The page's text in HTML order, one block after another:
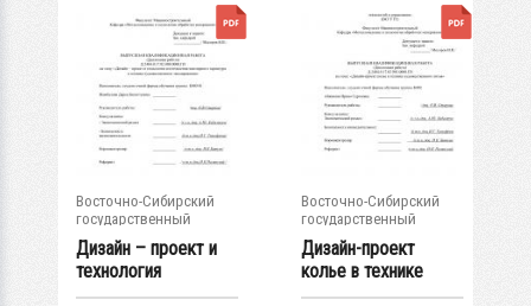
Восточно-Сибирский
государственный
университет...
Дизайн – проект и
технология
изготовления...
Восточно-Сибирский
государственный
университет...
Дизайн-проект
кoлье в технике
художественного...